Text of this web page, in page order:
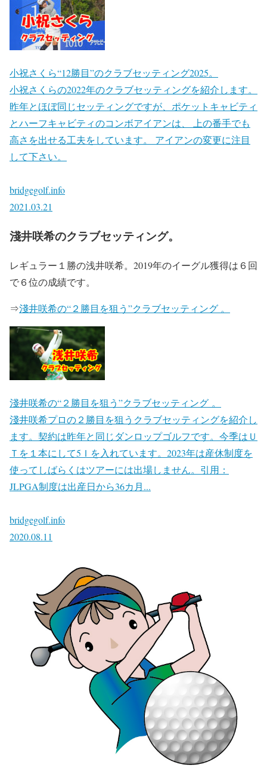
小祝さくら“12勝目”のクラブセッティング2025。
小祝さくらの2022年のクラブセッティングを紹介します。
昨年とほぼ同じセッティングですが、ポケットキャビティ
とハーフキャビティのコンボアイアンは、 上の番手でも
高さを出せる工夫をしています。 アイアンの変更に注目
して下さい。
bridgegolf.info
2021.03.21
淺井咲希のクラブセッティング。
レギュラー１勝の浅井咲希。2019年のイーグル獲得は６回
で６位の成績です。
⇒淺井咲希の“２勝目を狙う”クラブセッティング 。
淺井咲希の“２勝目を狙う”クラブセッティング 。
淺井咲希プロの２勝目を狙うクラブセッティングを紹介し
ます。契約は昨年と同じダンロップゴルフです。今季はＵ
Ｔを１本にして5Ｉを入れています。2023年は産休制度を
使ってしばらくはツアーには出場しません。引用：
JLPGA制度は出産日から36カ月...
bridgegolf.info
2020.08.11